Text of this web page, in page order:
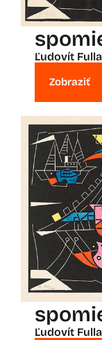
Ľudovít Fulla
Zobraziť
Ľudovít Fulla